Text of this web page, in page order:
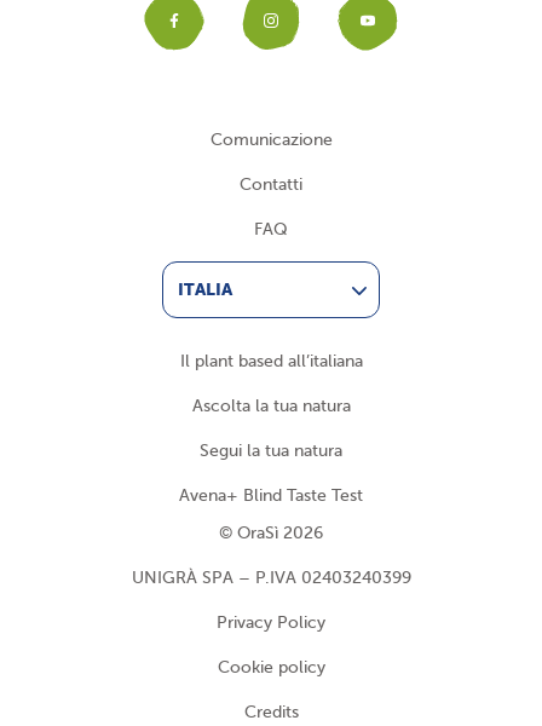
Facebook
Instagram
Comunicazione
Contatti
FAQ
ITALIA
Il plant based all’italiana
Ascolta la tua natura
Segui la tua natura
Avena+ Blind Taste Test
© OraSì 2026
UNIGRÀ SPA – P.IVA 02403240399
Privacy Policy
Cookie policy
Credits